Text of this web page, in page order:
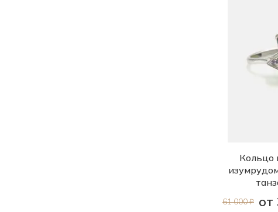
Кольцо
61 000 ₽ от